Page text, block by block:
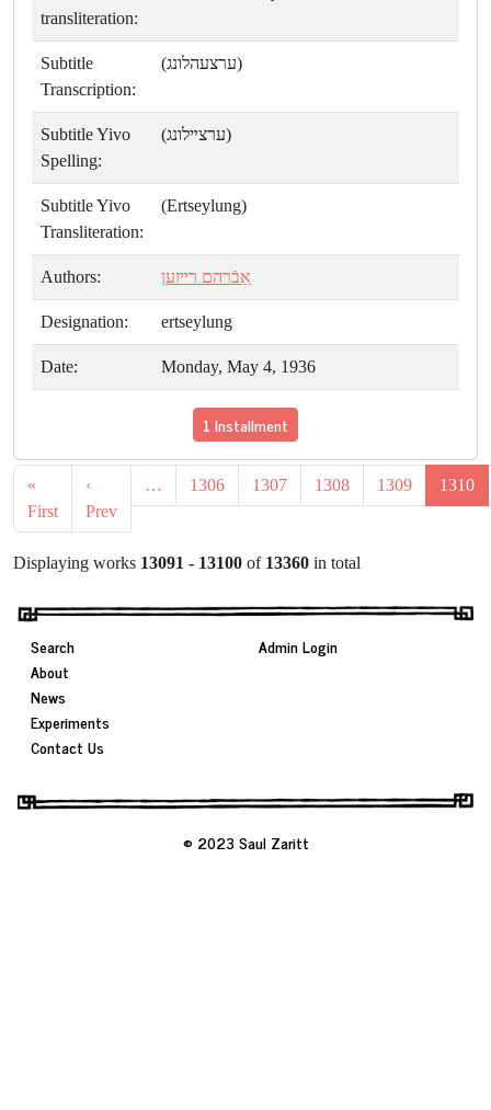
transliteration:
Subtitle
Transcription:
(ערצעהלונג)
Subtitle Yivo
Spelling:
(ערצײלונג)
Subtitle Yivo
Transliteration:
(Ertseylung)
Authors: אַבֿרהם רײזען
Designation: ertseylung
Date: Monday, May 4, 1936
1 Installment
«
First
‹
Prev
… 1306 1307 1308 1309 1310
Displaying works 13091 - 13100 of 13360 in total
Search
About
News
Experiments
Contact Us
Admin Login
© 2023 Saul Zaritt